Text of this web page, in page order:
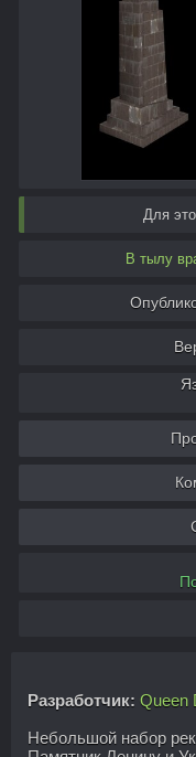
Для
В тылу
Разработчик: Queen
Небольшой набор